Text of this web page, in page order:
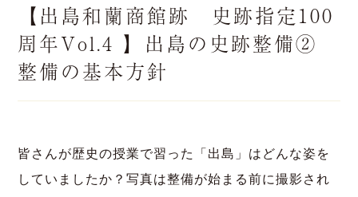
【出島和蘭商館跡 史跡指定100
周年Vol.4 】出島の史跡整備②
整備の基本方針
皆さんが歴史の授業で習った「出島」はどんな姿を
していましたか？写真は整備が始まる前に撮影され